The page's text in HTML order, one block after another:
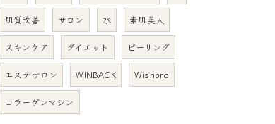
肌質改善 サロン 水 素肌美人
スキンケア ダイエット ピーリング
エステサロン WINBACK Wishpro
コラーゲンマシン